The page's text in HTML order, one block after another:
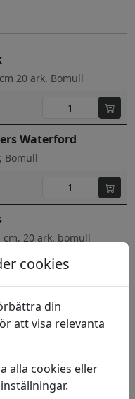
20 ark, Bomull
Waterford
Bomull
cm, 20 ark, bomull
20 ark, Bomull
cookies
din
att visa relevanta
alla cookies eller